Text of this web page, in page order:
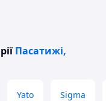
Пасатижі,
Yato Sigma